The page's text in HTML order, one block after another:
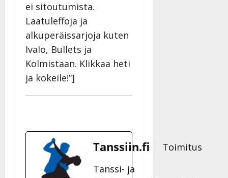
ei sitoutumista.
Laatuleffoja ja
alkuperäissarjoja kuten
Ivalo, Bullets ja
Kolmistaan. Klikkaa heti
ja kokeile!”]
Tanssiin.fi
Toimitus
Tanssi- ja